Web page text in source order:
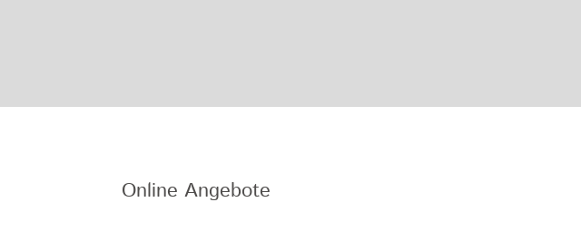
Online Angebote